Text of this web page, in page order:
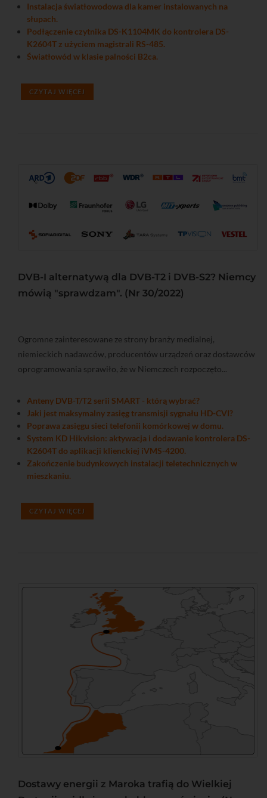
Instalacja światłowodowa dla kamer instalowanych na
słupach.
Podłączenie czytnika DS-K1104MK do kontrolera DS-
K2604T z użyciem magistrali RS-485.
Światłowód w klasie palności B2ca.
CZYTAJ WIĘCEJ
DVB-I alternatywą dla DVB-T2 i DVB-S2? Niemcy
mówią "sprawdzam". (Nr 30/2022)
Ogromne zainteresowane ze strony branży medialnej,
niemieckich nadawców, producentów urządzeń oraz dostawców
oprogramowania sprawiło, że w Niemczech rozpoczęto...
Anteny DVB-T/T2 serii SMART - którą wybrać?
Jaki jest maksymalny zasięg transmisji sygnału HD-CVI?
Poprawa zasięgu sieci telefonii komórkowej w domu.
System KD Hikvision: aktywacja i dodawanie kontrolera DS-
K2604T do aplikacji klienckiej iVMS-4200.
Zakończenie budynkowych instalacji teletechnicznych w
mieszkaniu.
CZYTAJ WIĘCEJ
Dostawy energii z Maroka trafią do Wielkiej